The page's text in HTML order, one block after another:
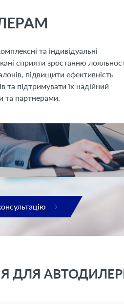
та індивідуальні
сприяти зростанню
підвищити ефективність
та підтримувати їх надійний
та партнерами.
ДЛЯ